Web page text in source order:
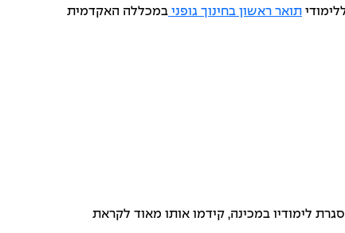
תואר ראשון בחינוך גופני במכללה האקדמית
לימודיו במכינה, קידמו אותו מאוד לקראת